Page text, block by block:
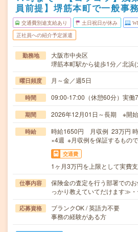
員前提】堺筋本町で一般事務
交通費別途支給あり 土日祝日が休み
正社員への紹介予定派遣
勤務地
大阪市中央区
堺筋本町駅から徒歩1分／北浜
曜日頻度 月～金／週5日
時間 09:00-17:00（休憩60分）実働
期間 2026年12月01日～長期 ※開
時給
時給1650円 月収例 23万円
×4週 ※月収例を保証するもので
交通費
1ヶ月3万円を上限として実費
仕事内容
保険金の査定を行う部署での
っかり教えていてだけます≫
応募資格
ブランクOK / 英語力不要
事務の経験がある方